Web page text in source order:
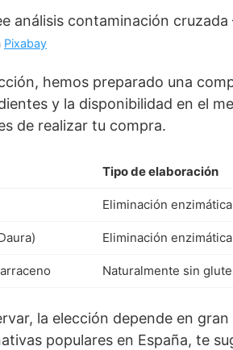
Pixabay
hemos preparado una
y la disponibilidad en el
de realizar tu compra.
Tipo de elaboración
Eliminación enzimática
Eliminación enzimática
Naturalmente sin
la elección depende en
populares en España, te